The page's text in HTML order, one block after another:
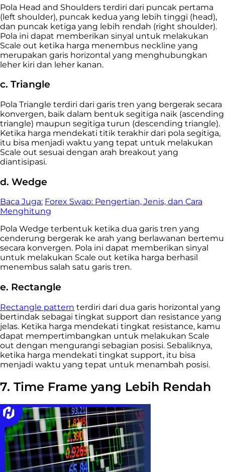
Pola Head and Shoulders terdiri dari puncak pertama
(left shoulder), puncak kedua yang lebih tinggi (head),
dan puncak ketiga yang lebih rendah (right shoulder).
Pola ini dapat memberikan sinyal untuk melakukan
Scale out ketika harga menembus neckline yang
merupakan garis horizontal yang menghubungkan
leher kiri dan leher kanan.
c. Triangle
Pola Triangle terdiri dari garis tren yang bergerak secara
konvergen, baik dalam bentuk segitiga naik (ascending
triangle) maupun segitiga turun (descending triangle).
Ketika harga mendekati titik terakhir dari pola segitiga,
itu bisa menjadi waktu yang tepat untuk melakukan
Scale out sesuai dengan arah breakout yang
diantisipasi.
d. Wedge
Baca Juga: Forex Swap: Pengertian, Jenis, dan Cara
Menghitung
Pola Wedge terbentuk ketika dua garis tren yang
cenderung bergerak ke arah yang berlawanan bertemu
secara konvergen. Pola ini dapat memberikan sinyal
untuk melakukan Scale out ketika harga berhasil
menembus salah satu garis tren.
e. Rectangle
Rectangle pattern terdiri dari dua garis horizontal yang
bertindak sebagai tingkat support dan resistance yang
jelas. Ketika harga mendekati tingkat resistance, kamu
dapat mempertimbangkan untuk melakukan Scale
out dengan mengurangi sebagian posisi. Sebaliknya,
ketika harga mendekati tingkat support, itu bisa
menjadi waktu yang tepat untuk menambah posisi.
7. Time Frame yang Lebih Rendah